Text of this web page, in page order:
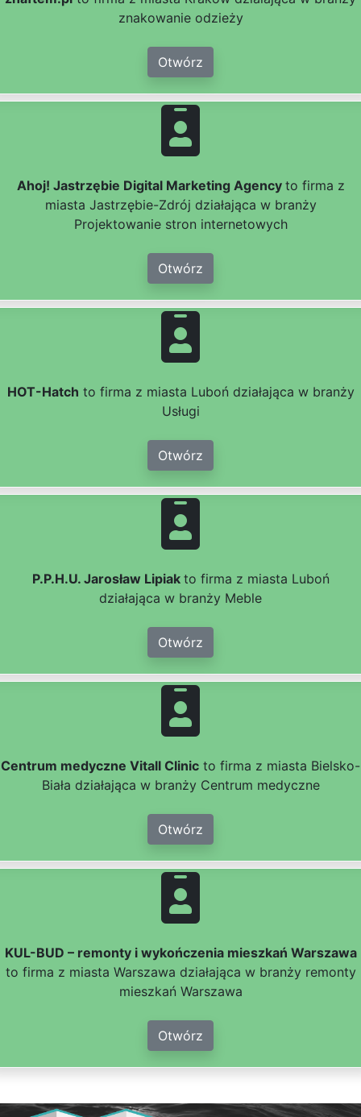
znakowanie odzieży
Otwórz
Ahoj! Jastrzębie Digital Marketing Agency to firma z
miasta Jastrzębie-Zdrój działająca w branży
Projektowanie stron internetowych
Otwórz
HOT-Hatch to firma z miasta Luboń działająca w branży
Usługi
Otwórz
P.P.H.U. Jarosław Lipiak to firma z miasta Luboń
działająca w branży Meble
Otwórz
Centrum medyczne Vitall Clinic to firma z miasta Bielsko-
Biała działająca w branży Centrum medyczne
Otwórz
KUL-BUD – remonty i wykończenia mieszkań Warszawa
to firma z miasta Warszawa działająca w branży remonty
mieszkań Warszawa
Otwórz